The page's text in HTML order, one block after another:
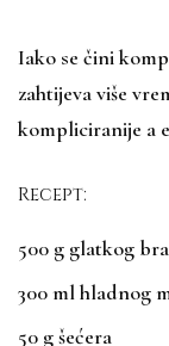
Iako se čini
zahtijeva više
kompliciranije a
Recept:
500 g glatkog
300 ml hladnog
50 g šećera